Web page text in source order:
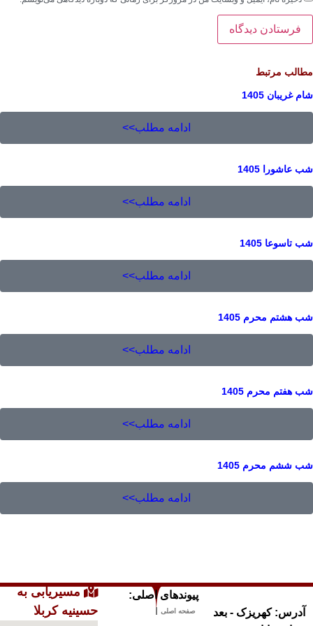
مرتبط
غریبان 1405
ادامه مطلب>>
عاشورا 1405
ادامه مطلب>>
تاسوعا 1405
ادامه مطلب>>
هشتم محرم 1405
ادامه مطلب>>
هفتم محرم 1405
ادامه مطلب>>
ششم محرم 1405
ادامه مطلب>>
آدرس: کهریزک - بعد
پیوندهای اصلی:
صفحه اصلی
مسیریابی به
حسینیه کربلا